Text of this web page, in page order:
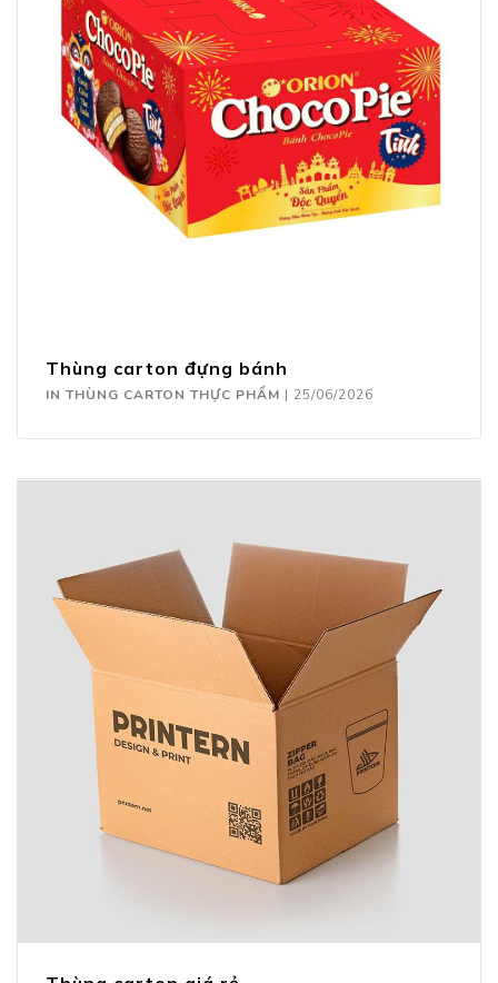
Thùng carton đựng bánh
IN THÙNG CARTON THỰC PHẨM | 25/06/2026